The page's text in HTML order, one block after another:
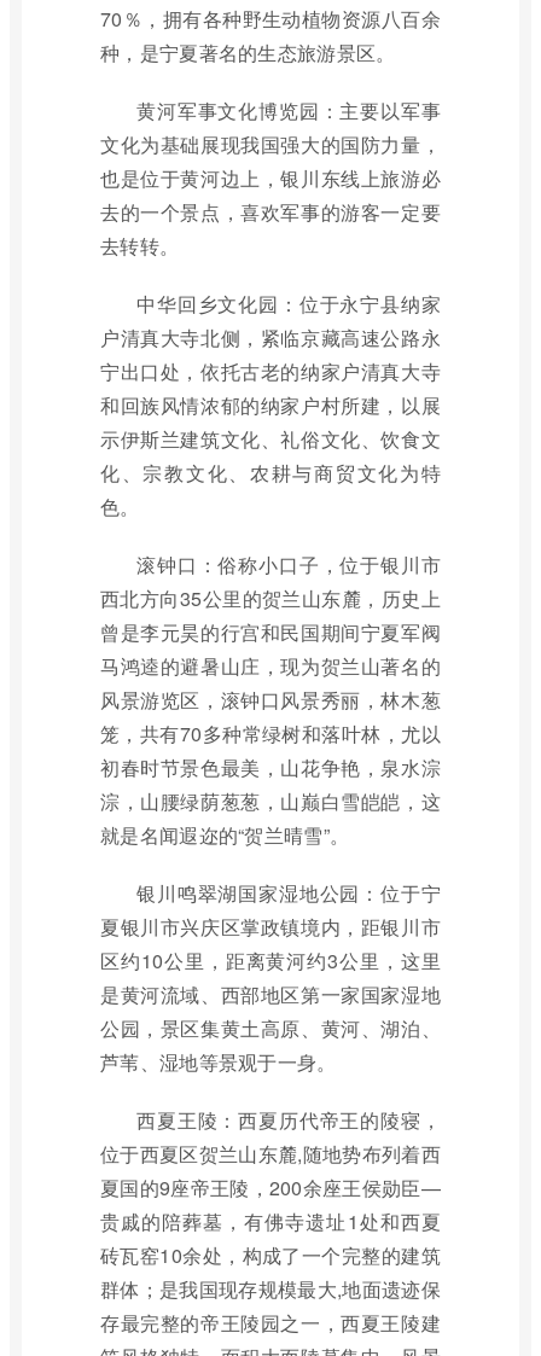
70％，拥有各种野生动植物资源八百余
种，是宁夏著名的生态旅游景区。
黄河军事文化博览园：主要以军事
文化为基础展现我国强大的国防力量，
也是位于黄河边上，银川东线上旅游必
去的一个景点，喜欢军事的游客一定要
去转转。
中华回乡文化园：位于永宁县纳家
户清真大寺北侧，紧临京藏高速公路永
宁出口处，依托古老的纳家户清真大寺
和回族风情浓郁的纳家户村所建，以展
示伊斯兰建筑文化、礼俗文化、饮食文
化、宗教文化、农耕与商贸文化为特
色。
滚钟口：俗称小口子，位于银川市
西北方向35公里的贺兰山东麓，历史上
曾是李元昊的行宫和民国期间宁夏军阀
马鸿逵的避暑山庄，现为贺兰山著名的
风景游览区，滚钟口风景秀丽，林木葱
笼，共有70多种常绿树和落叶林，尤以
初春时节景色最美，山花争艳，泉水淙
淙，山腰绿荫葱葱，山巅白雪皑皑，这
就是名闻遐迩的“贺兰晴雪”。
银川鸣翠湖国家湿地公园：位于宁
夏银川市兴庆区掌政镇境内，距银川市
区约10公里，距离黄河约3公里，这里
是黄河流域、西部地区第一家国家湿地
公园，景区集黄土高原、黄河、湖泊、
芦苇、湿地等景观于一身。
西夏王陵：西夏历代帝王的陵寝，
位于西夏区贺兰山东麓,随地势布列着西
夏国的9座帝王陵，200余座王侯勋臣—
贵戚的陪葬墓，有佛寺遗址1处和西夏
砖瓦窑10余处，构成了一个完整的建筑
群体；是我国现存规模最大,地面遗迹保
存最完整的帝王陵园之一，西夏王陵建